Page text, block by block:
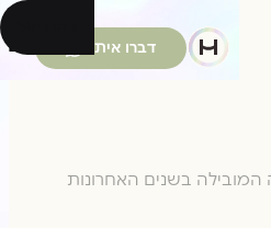
דברו איתנו
המובילה בשנים האחרונות